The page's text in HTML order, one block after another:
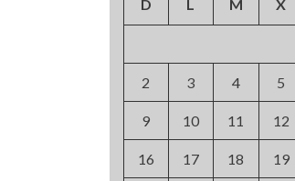
D L M X
2 3 4 5
9 10 11 12
16 17 18 19